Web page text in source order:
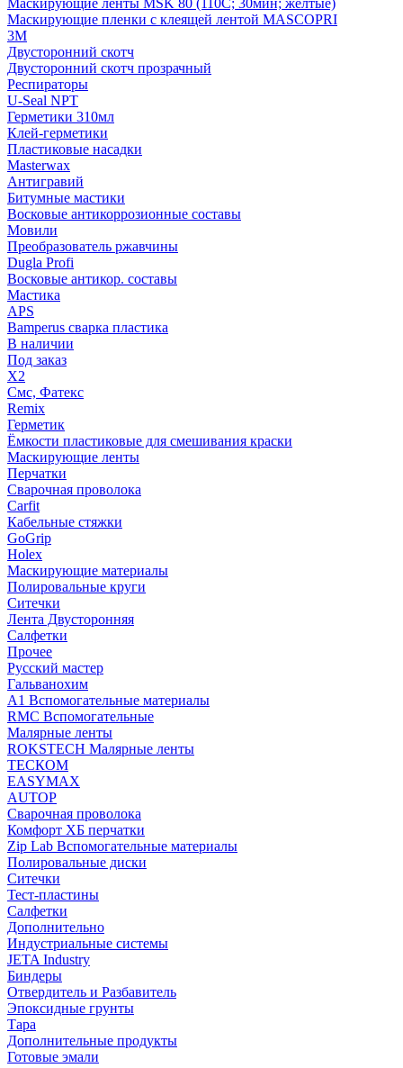
Маскирующие ленты MSK 80 (110С; 30мин; желтые)
Маскирующие пленки с клеящей лентой MASCOPRI
3M
Двусторонний скотч
Двусторонний скотч прозрачный
Респираторы
U-Seal NPT
Герметики 310мл
Клей-герметики
Пластиковые насадки
Masterwax
Антигравий
Битумные мастики
Восковые антикоррозионные составы
Мовили
Преобразователь ржавчины
Dugla Profi
Восковые антикор. составы
Мастика
APS
Bamperus сварка пластика
В наличии
Под заказ
X2
Смс, Фатекс
Remix
Герметик
Ёмкости пластиковые для смешивания краски
Маскирующие ленты
Перчатки
Сварочная проволока
Carfit
Кабельные стяжки
GoGrip
Holex
Маскирующие материалы
Полировальные круги
Ситечки
Лента Двусторонняя
Салфетки
Прочее
Русский мастер
Гальванохим
А1 Вспомогательные материалы
RMC Вспомогательные
Малярные ленты
ROKSTECH Малярные ленты
ТЕСКОМ
EASYMAX
AUTOP
Сварочная проволока
Комфорт ХБ перчатки
Zip Lab Вспомогательные материалы
Полировальные диски
Ситечки
Тест-пластины
Салфетки
Дополнительно
Индустриальные системы
JETA Industry
Биндеры
Отвердитель и Разбавитель
Эпоксидные грунты
Тара
Дополнительные продукты
Готовые эмали